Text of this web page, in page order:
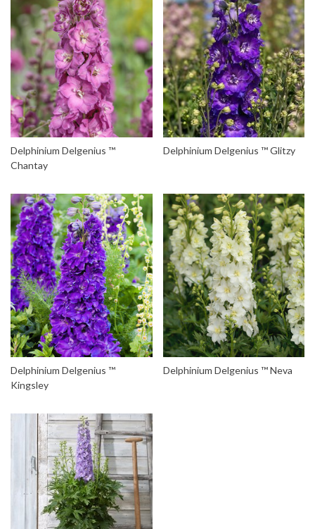
Delphinium Delgenius ™
Chantay
Delphinium Delgenius ™ Glitzy
Delphinium Delgenius ™
Kingsley
Delphinium Delgenius ™ Neva